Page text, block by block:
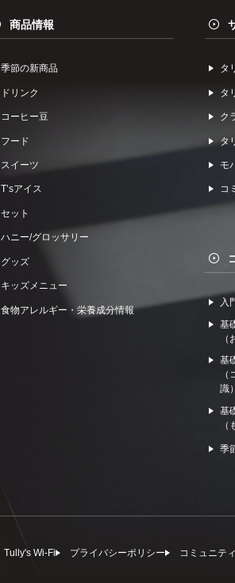
商品情報
季節の新商品
ドリンク
コーヒー⾖
フード
スイーツ
Tʼsアイス
セット
ハニー/グロッサリー
グッズ
キッズメニュー
食物アレルギー・栄養成分情報
タ
タ
ク
タ
モ
コ
入
基
基
識）
基
季
Tully's Wi-Fi プライバシーポリシー コミュニテ